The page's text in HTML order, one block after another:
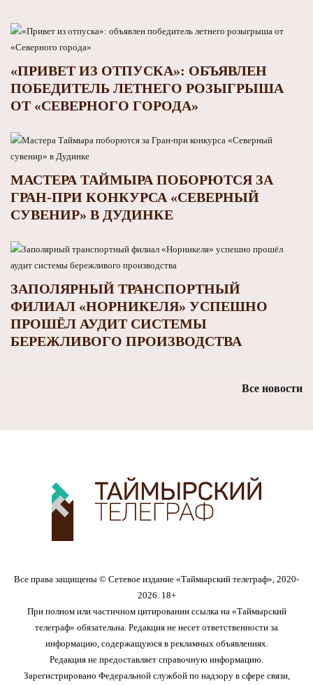
«ПРИВЕТ ИЗ ОТПУСКА»: ОБЪЯВЛЕН
ПОБЕДИТЕЛЬ ЛЕТНЕГО РОЗЫГРЫША
ОТ «СЕВЕРНОГО ГОРОДА»
МАСТЕРА ТАЙМЫРА ПОБОРЮТСЯ ЗА
ГРАН-ПРИ КОНКУРСА «СЕВЕРНЫЙ
СУВЕНИР» В ДУДИНКЕ
ЗАПОЛЯРНЫЙ ТРАНСПОРТНЫЙ
ФИЛИАЛ «НОРНИКЕЛЯ» УСПЕШНО
ПРОШЁЛ АУДИТ СИСТЕМЫ
БЕРЕЖЛИВОГО ПРОИЗВОДСТВА
Все новости
Все права защищены © Сетевое издание «Таймырский телеграф», 2020-
2026. 18+
При полном или частичном цитировании ссылка на «Таймырский
телеграф» обязательна. Редакция не несет ответственности за
информацию, содержащуюся в рекламных объявлениях.
Редакция не предоставляет справочную информацию.
Зарегистрировано Федеральной службой по надзору в сфере связи,